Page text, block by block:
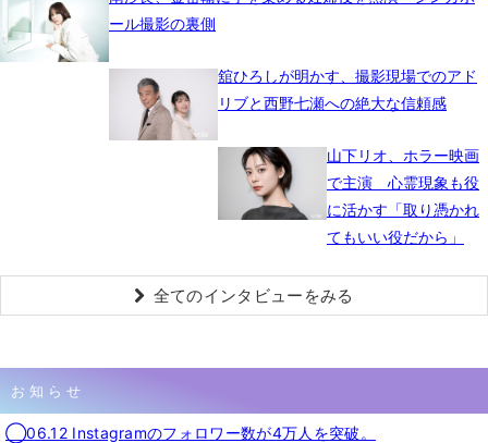
ール撮影の裏側
舘ひろしが明かす、撮影現場でのアド
リブと西野七瀬への絶大な信頼感
山下リオ、ホラー映画
で主演 心霊現象も役
に活かす「取り憑かれ
てもいい役だから」
全てのインタビューをみる
お知らせ
◯06.12 Instagramのフォロワー数が4万人を突破。